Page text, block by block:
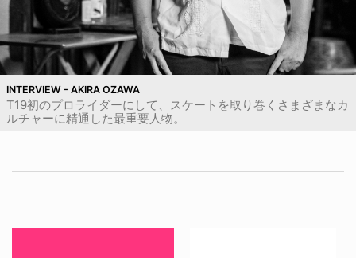
INTERVIEW - AKIRA OZAWA
T19初のプロライダーにして、スケートを取り巻くさまざまなカ
ルチャーに精通した最重要人物。